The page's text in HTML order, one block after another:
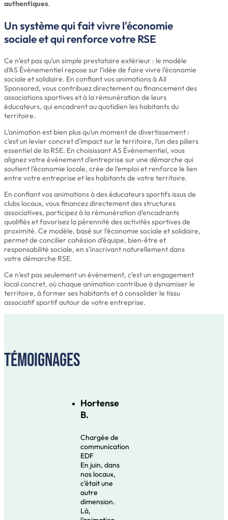
authentiques.
Un système qui fait vivre l'économie
sociale et qui renforce votre RSE
Ce n’est pas qu’un simple prestataire extérieur : le modèle
d’AS Évènementiel repose sur l’idée de faire vivre l’économie
sociale et solidaire. En confiant vos animations à All
Sponsored, vous contribuez directement au financement des
associations sportives et à la rémunération de leurs
éducateurs, qui encadrent au quotidien les habitants du
territoire.
L’animation est bien plus qu’un moment de divertissement :
c’est un levier concret d’impact sur le territoire, l’un des piliers
essentiel de la RSE. En choisissant AS Évènementiel, vous
alignez votre événement d’entreprise sur une démarche qui
soutient l’économie locale, crée de l’emploi et renforce le lien
entre votre entreprise et les habitants de votre territoire.
En confiant vos animations à des éducateurs sportifs issus de
clubs locaux, vous financez directement des structures
associatives, participez à la rémunération d’encadrants
qualifiés et favorisez la pérennité des activités sportives de
proximité. Ce modèle, basé sur l’économie sociale et solidaire,
permet de concilier cohésion d’équipe, bien‑être et
responsabilité sociale, en s’inscrivant naturellement dans
votre démarche RSE.
Ce n’est pas seulement un événement, c’est un engagement
local concret, où chaque animation contribue à dynamiser le
territoire, à former ses habitants et à consolider le tissu
associatif sportif autour de votre entreprise.
Témoignages
Hortense
B.
Chargée de
communication
EDF
En juin, dans
nos locaux,
c’était une
autre
dimension.
Là,